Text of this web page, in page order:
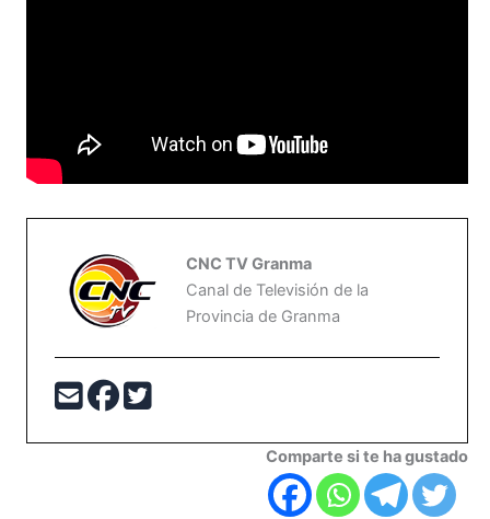
CNC TV Granma
Canal de Televisión de la
Provincia de Granma
Comparte si te ha gustado